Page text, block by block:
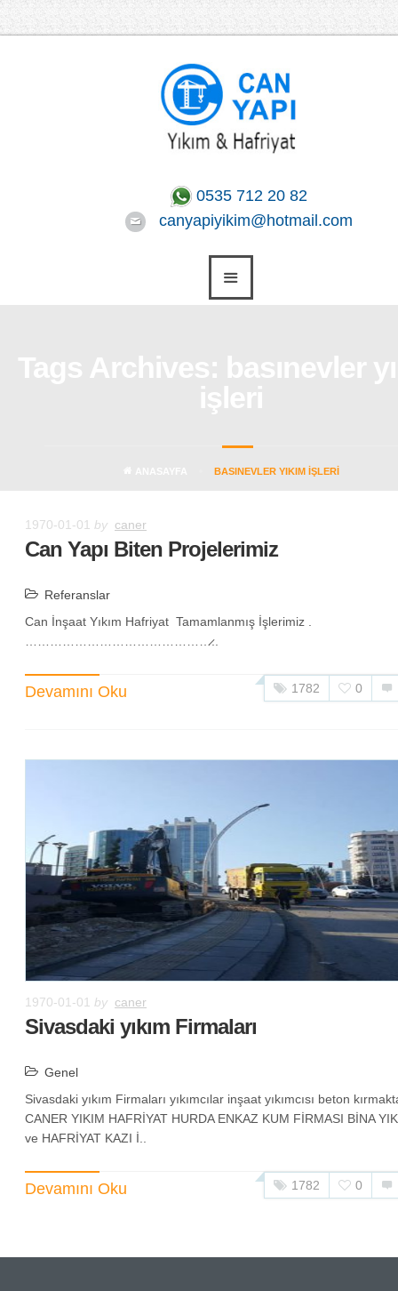
0535 712 20 82
canyapiyikim@hotmail.com
BASINEVLER YIKIM IŞLERI
1970-01-01 by caner
Can Yapı Biten Projelerimiz
Referanslar
Can İnşaat Yıkım Hafriyat Tamamlanmış İşlerimiz .
………………………………………̷..
Devamını Oku 1782 0
1970-01-01 by caner
Sivasdaki yıkım Firmaları
Genel
Sivasdaki yıkım Firmaları yıkımcılar inşaat yıkımcısı beton
CANER YIKIM HAFRİYAT HURDA ENKAZ KUM FİRMASI BİNA
ve HAFRİYAT KAZI İ..
Devamını Oku 1782 0